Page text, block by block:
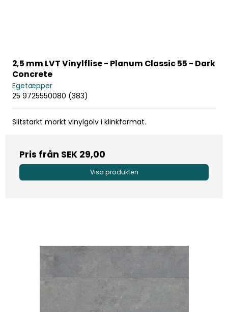
2,5 mm LVT Vinylflise - Planum Classic 55 - Dark
Concrete
Egetæpper
25 9725550080 (383)
Slitstarkt mörkt vinylgolv i klinkformat.
Pris från SEK 29,00
Visa produkten